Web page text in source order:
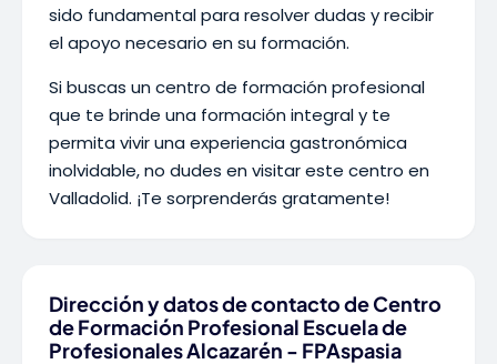
sido fundamental para resolver dudas y recibir
el apoyo necesario en su formación.
Si buscas un centro de formación profesional
que te brinde una formación integral y te
permita vivir una experiencia gastronómica
inolvidable, no dudes en visitar este centro en
Valladolid. ¡Te sorprenderás gratamente!
Dirección y datos de contacto de Centro
de Formación Profesional Escuela de
Profesionales Alcazarén - FPAspasia